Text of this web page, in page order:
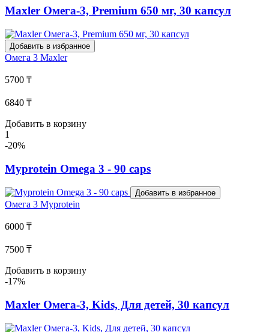
Maxler Омега-3, Premium 650 мг, 30 капсул
Добавить в избранное
Омега 3 Maxler
5700 ₸
6840 ₸
Добавить в корзину
1
-20%
Myprotein Omega 3 - 90 caps
Добавить в избранное
Омега 3 Myprotein
6000 ₸
7500 ₸
Добавить в корзину
-17%
Maxler Омега-3, Kids, Для детей, 30 капсул